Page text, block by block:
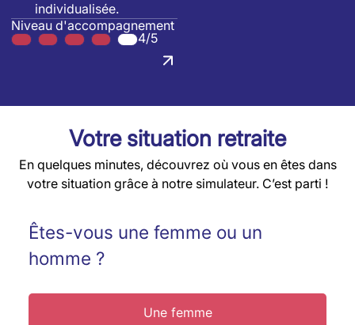
individualisée.
Niveau d'accompagnement
4/5
Votre situation retraite
En quelques minutes, découvrez où vous en êtes dans
votre situation grâce à notre simulateur. C’est parti !